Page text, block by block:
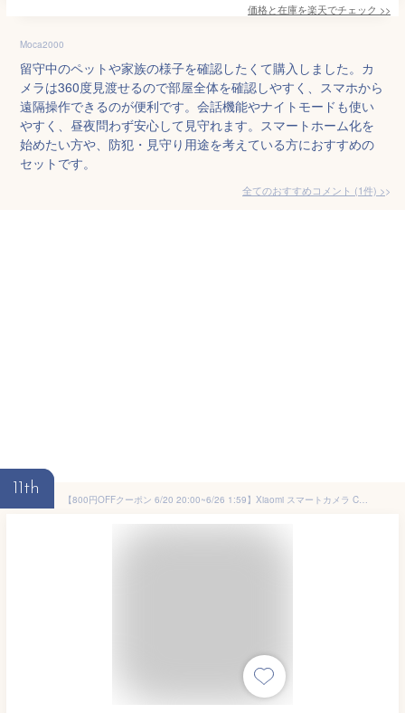
価格と在庫を楽天でチェック >>
Moca2000
留守中のペットや家族の様子を確認したくて購入しました。カ
メラは360度見渡せるので部屋全体を確認しやすく、スマホから
遠隔操作できるのが便利です。会話機能やナイトモードも使い
やすく、昼夜問わず安心して見守れます。スマートホーム化を
始めたい方や、防犯・見守り用途を考えている方におすすめの
セットです。
全てのおすすめコメント (1件) >
11th
【800円OFFクーポン 6/20 20:00~6/26 1:59】Xiaomi スマートカメラ C701 見守りカメラ 家庭用 ペット 4K UHD 高画質 AI 自動追跡 子ども みまもり Wi-Fi6 スマホ対応 赤ちゃん 屋内 夜間撮影 泣き声感知 双方向音声通話 高画質 360°首振り 防犯カメラペットカメラ